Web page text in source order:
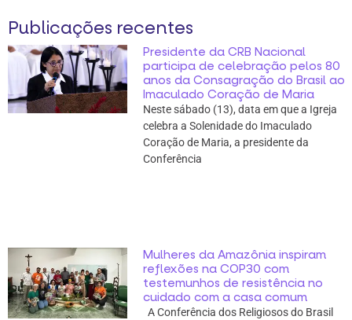
Publicações recentes
Presidente da CRB Nacional
participa de celebração pelos 80
anos da Consagração do Brasil ao
Imaculado Coração de Maria
Neste sábado (13), data em que a Igreja
celebra a Solenidade do Imaculado
Coração de Maria, a presidente da
Conferência
Mulheres da Amazônia inspiram
reflexões na COP30 com
testemunhos de resistência no
cuidado com a casa comum
A Conferência dos Religiosos do Brasil